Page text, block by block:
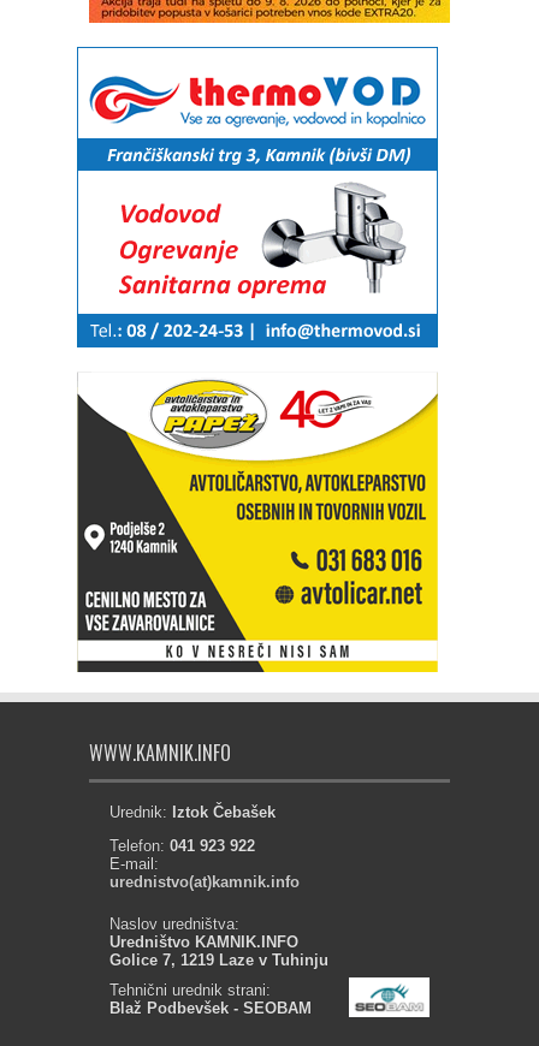
WWW.KAMNIK.INFO
Urednik: Iztok Čebašek
Telefon: 041 923 922
E-mail:
urednistvo(at)kamnik.info
Naslov uredništva:
Uredništvo KAMNIK.INFO
Golice 7, 1219 Laze v Tuhinju
Tehnični urednik strani:
Blaž Podbevšek - SEOBAM